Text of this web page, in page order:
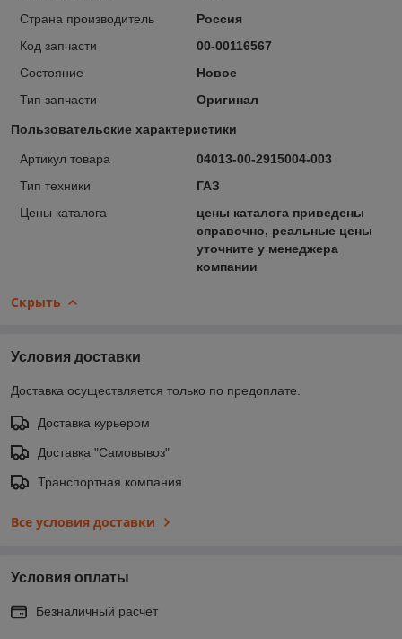
Страна производитель
Россия
Код запчасти
00-00116567
Состояние
Новое
Тип запчасти
Оригинал
Пользовательские характеристики
Артикул товара
04013-00-2915004-003
Тип техники
ГАЗ
Цены каталога
цены каталога приведены
справочно, реальные цены
уточните у менеджера
компании
Скрыть
Условия доставки
Доставка осуществляется только по предоплате.
Доставка курьером
Доставка "Самовывоз"
Транспортная компания
Все условия доставки
Условия оплаты
Безналичный расчет